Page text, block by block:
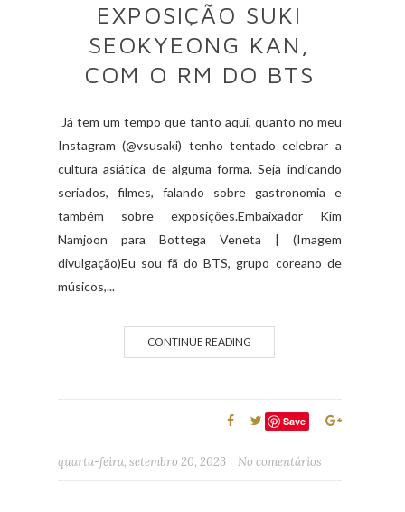
EXPOSIÇÃO SUKI
SEOKYEONG KAN,
COM O RM DO BTS
Já tem um tempo que tanto aqui, quanto no meu
Instagram (@vsusaki) tenho tentado celebrar a
cultura asiática de alguma forma. Seja indicando
seriados, filmes, falando sobre gastronomia e
também sobre exposições.Embaixador Kim
Namjoon para Bottega Veneta | (Imagem
divulgação)Eu sou fã do BTS, grupo coreano de
músicos,...
CONTINUE READING
Save
quarta-feira, setembro 20, 2023 No comentários